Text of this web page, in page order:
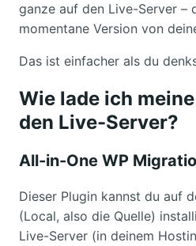
ganze auf den Live-Server –
momentane Version von
Das ist einfacher als du
Wie lade ich
den Live-Server?
All-in-One WP
Dieser Plugin kannst du auf
(Local, also die Quelle)
Live-Server (in deinem